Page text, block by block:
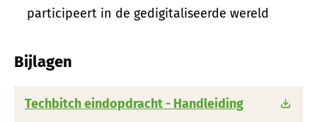
participeert in de gedigitaliseerde wereld
Bijlagen
Techbitch eindopdracht - Handleiding